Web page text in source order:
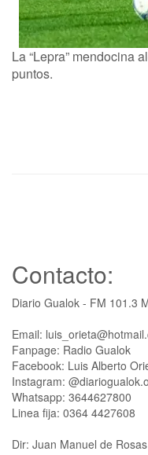
La “Lepra” mendocina
puntos.
Contacto:
Diario Gualok - FM 101.3
Email:
Fanpage: Radio Gualok
Facebook: Luis Alberto
Instagram:
Whatsapp: 3644627800
Linea fija: 0364 4427608
Dir: Juan Manuel de